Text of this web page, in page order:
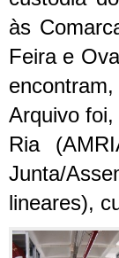
às
Feira e
Arquivo
Ria
Junta/
lineares),